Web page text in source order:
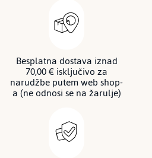
Besplatna dostava iznad
70,00 € isključivo za
narudžbe putem web shop-
a (ne odnosi se na žarulje)